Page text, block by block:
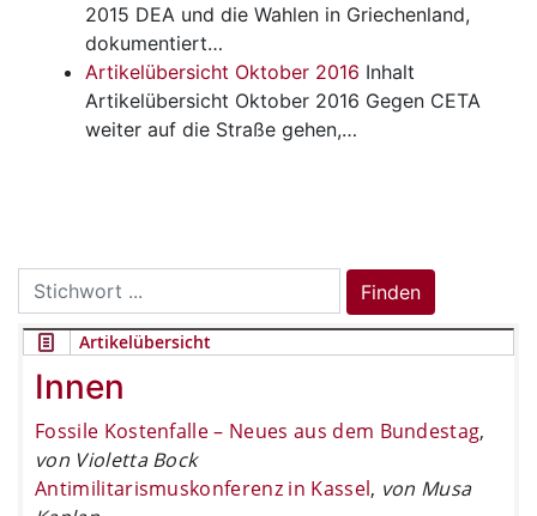
2015 DEA und die Wahlen in Griechenland,
dokumentiert…
Artikelübersicht Oktober 2016 Inhalt
Artikelübersicht Oktober 2016 Gegen CETA
weiter auf die Straße gehen,…
Search
for:
Finden
Artikelübersicht
Innen
Fossile Kostenfalle – Neues aus dem Bundestag,
von Violetta Bock
Antimilitarismuskonferenz in Kassel, von Musa